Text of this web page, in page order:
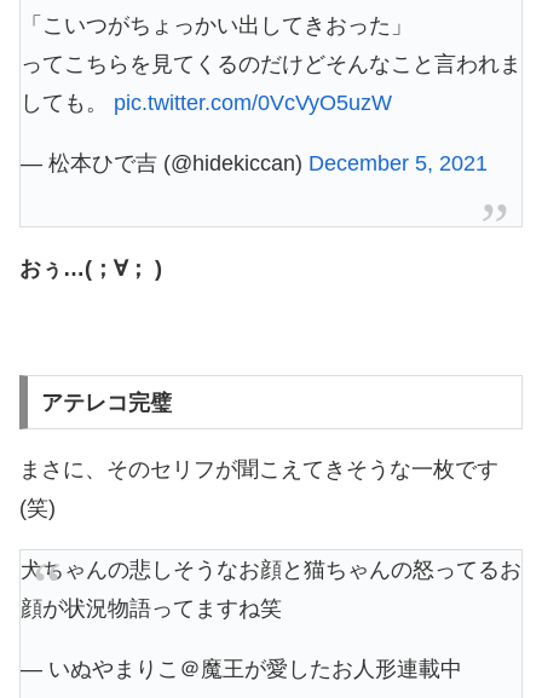
「こいつがちょっかい出してきおった」
ってこちらを見てくるのだけどそんなこと言われま
しても。 pic.twitter.com/0VcVyO5uzW
— 松本ひで吉 (@hidekiccan) December 5, 2021
おぅ…(；∀； )
アテレコ完璧
まさに、そのセリフが聞こえてきそうな一枚です
(笑)
犬ちゃんの悲しそうなお顔と猫ちゃんの怒ってるお
顔が状況物語ってますね笑
— いぬやまりこ＠魔王が愛したお人形連載中